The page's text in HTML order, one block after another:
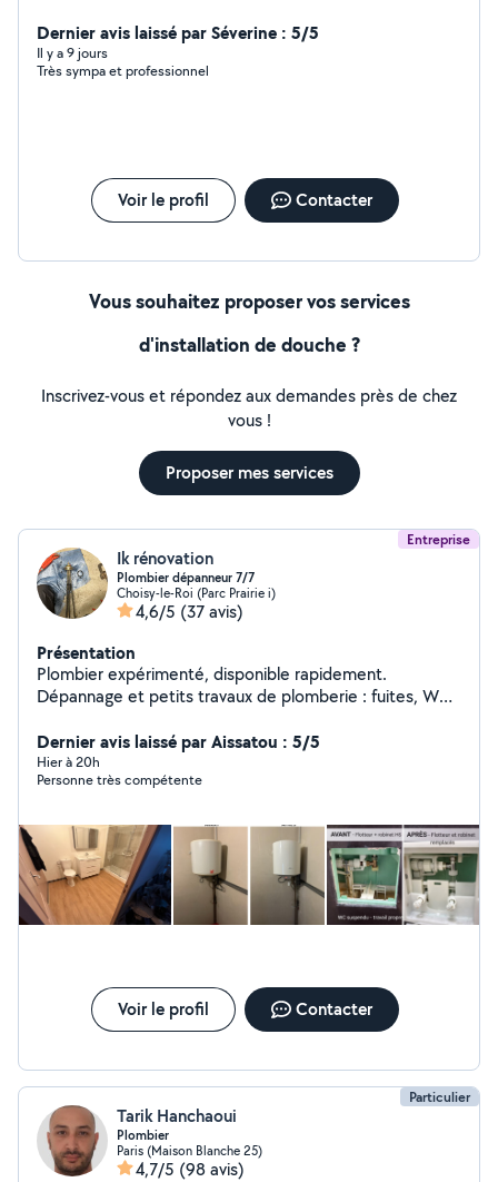
rapidement *Côté moto : Entretien, réparation, révision
et vidange moteur Travail soigné Tarif adorable
Intervention rapide N'hésitez pas à me contacter pour
Dernier avis laissé par Séverine : 5/5
Il y a 9 jours
Très sympa et professionnel
Voir le profil Contacter
Vous souhaitez proposer vos services
d'installation de douche ?
Inscrivez-vous et répondez aux demandes près de chez
vous !
Proposer mes services
Entreprise
Ik rénovation
Plombier dépanneur 7/7
Choisy-le-Roi (Parc Prairie i)
4,6/5 (37 avis)
Présentation
Plombier expérimenté, disponible rapidement.
Dépannage et petits travaux de plomberie : fuites, WC,
canalisation etc Tout type de bricolage ( montage de
meuble, luminaires etc ) rénovation de salle de bain.
Sérieux, ponctuel, travail propre.
Dernier avis laissé par Aissatou : 5/5
Hier à 20h
Personne très compétente
Voir le profil Contacter
Particulier
Tarik Hanchaoui
Plombier
Paris (Maison Blanche 25)
4,7/5 (98 avis)